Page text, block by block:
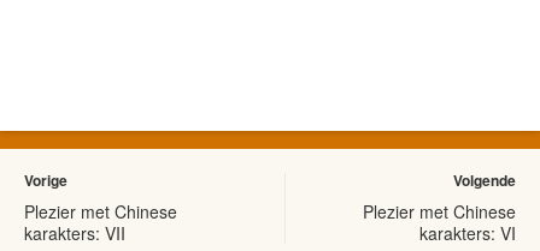
Vorige
Plezier met Chinese
karakters: VII
Volgende
Plezier met Chinese
karakters: VI